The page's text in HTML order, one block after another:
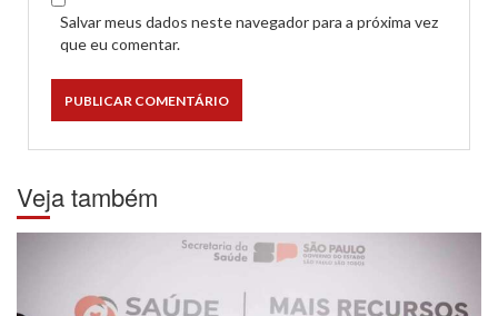
Salvar meus dados neste navegador para a próxima vez
que eu comentar.
Veja também